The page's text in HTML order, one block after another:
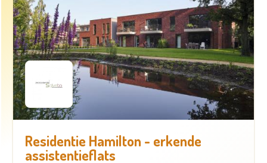
Residentie Hamilton - erkende
assistentieflats